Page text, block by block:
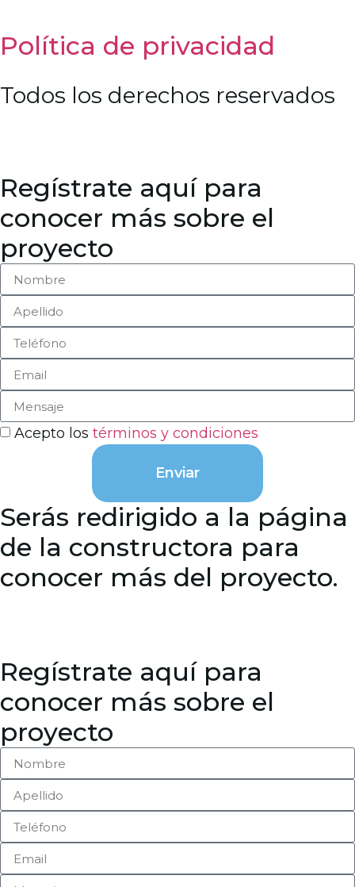
Política de privacidad
Todos los derechos reservados
Regístrate aquí para
conocer más sobre el
proyecto
Acepto los términos y condiciones
Enviar
Serás redirigido a la página
de la constructora para
conocer más del proyecto.
Regístrate aquí para
conocer más sobre el
proyecto